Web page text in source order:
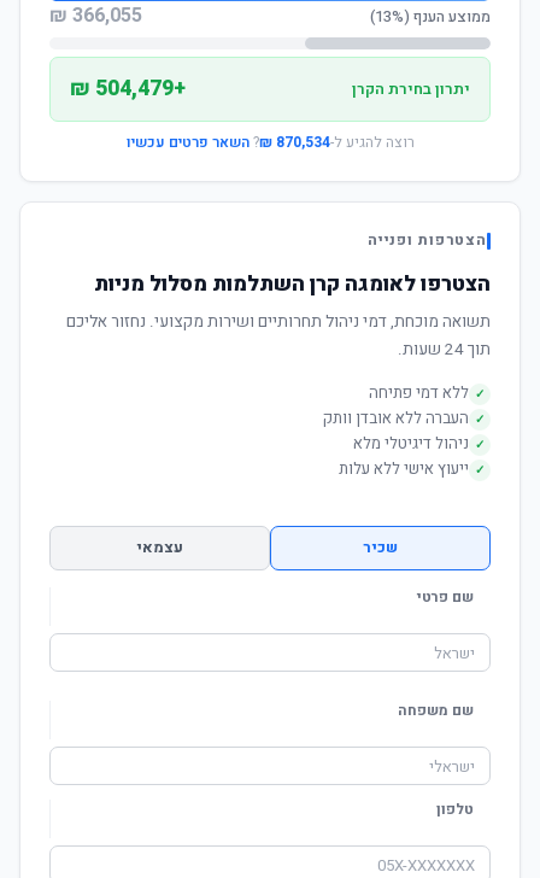
ממוצע הענף (13%) 366,055 ₪
יתרון בחירת הקרן +504,479 ₪
רוצה להגיע ל-870,534 ₪
?השאר פרטים עכשיו
הצטרפות ופנייה
הצטרפו לאומגה קרן השתלמות מסלול מניות
תשואה מוכחת, דמי ניהול תחרותיים ושירות מקצועי. נחזור אליכם
תוך 24 שעות.
✓ ללא דמי פתיחה
✓ העברה ללא אובדן וותק
✓ ניהול דיגיטלי מלא
✓ ייעוץ אישי ללא עלות
שכיר עצמאי
שם פרטי
שם משפחה
טלפון